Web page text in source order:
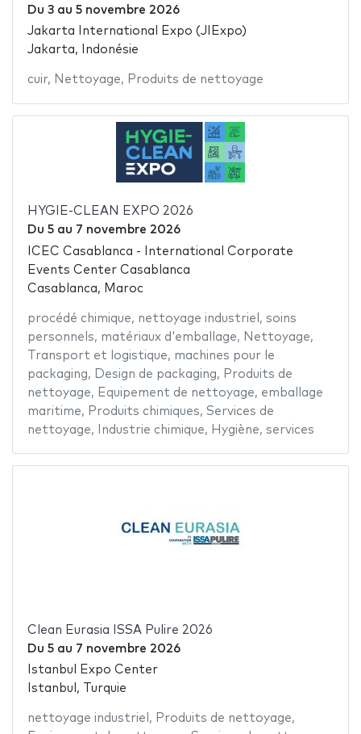
Du 3au 5 novembre 2026
Jakarta International Expo (JIExpo)
Jakarta, Indonésie
cuir, Nettoyage, Produits de nettoyage
HYGIE-CLEAN EXPO 2026
Du 5au 7 novembre 2026
ICEC Casablanca - International Corporate
Events Center Casablanca
Casablanca, Maroc
procédé chimique, nettoyage industriel , soins
personnels, matériaux d'emballage, Nettoyage,
Transport et logistique, machines pour le
packaging, Design de packaging, Produits de
nettoyage, Equipement de nettoyage, emballage
maritime, Produits chimiques, Services de
nettoyage, Industrie chimique, Hygiène, services
Clean Eurasia ISSA Pulire 2026
Du 5au 7 novembre 2026
Istanbul Expo Center
Istanbul, Turquie
nettoyage industriel , Produits de nettoyage,